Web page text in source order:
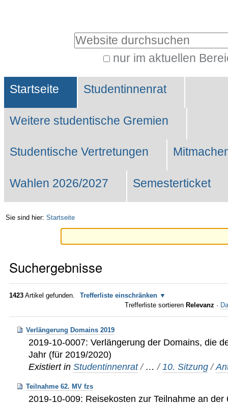
Website durchsuchen
nur im aktuellen
Suche…
Sektionen
Startseite Studentinnenrat
Weitere studentische Gremien
Studentische Vertretungen
Wahlen 2026/2027 Semesterticket
Sie sind hier: Startseite
Suchergebnisse
1423 Artikel gefunden.
Trefferliste einschränken
Trefferliste sortieren Relevanz ·
Verlängerung Domains 2019
2019-10-0007: Verlängerung der Domains, die
Jahr (für 2019/2020)
Existiert in Studentinnenrat / …/10. Sitzung /
Teilnahme 62. MV fzs
2019-10-009: Reisekosten zur Teilnahme an der